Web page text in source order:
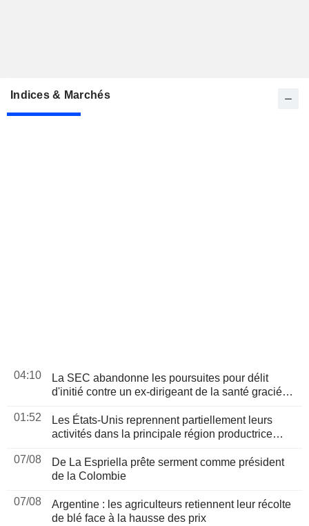
Indices & Marchés
04:10
La SEC abandonne les poursuites pour délit
d'initié contre un ex-dirigeant de la santé gracié
01:52
Les États-Unis reprennent partiellement leurs
activités dans la principale région productrice
07/08
De La Espriella prête serment comme président
de la Colombie
07/08
Argentine : les agriculteurs retiennent leur récolte
de blé face à la hausse des prix